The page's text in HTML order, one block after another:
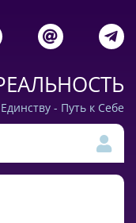
- Путь к Себе